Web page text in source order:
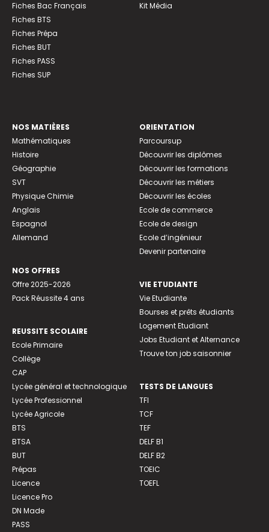
Fiches Bac Français
Fiches BTS
Fiches Prépa
Fiches BUT
Fiches PASS
Fiches SUP
Kit Média
NOS MATIÈRES
Mathématiques
Histoire
Géographie
SVT
Physique Chimie
Anglais
Espagnol
Allemand
NOS OFFRES
Offre 2025-2026
Pack Réussite 4 ans
REUSSITE SCOLAIRE
Ecole Primaire
Collège
CAP
Lycée général et technologique
Lycée Professionnel
Lycée Agricole
BTS
BTSA
BUT
Prépas
Licence
Licence Pro
DN Made
PASS
ORIENTATION
Parcoursup
Découvrir les diplômes
Découvrir les formations
Découvrir les métiers
Découvrir les écoles
Ecole de commerce
Ecole de design
Ecole d’ingénieur
Devenir partenaire
VIE ETUDIANTE
Vie Etudiante
Bourses et prêts étudiants
Logement Etudiant
Jobs Etudiant et Alternance
Trouve ton job saisonnier
TESTS DE LANGUES
TFI
TCF
TEF
DELF B1
DELF B2
TOEIC
TOEFL